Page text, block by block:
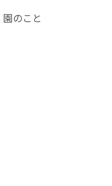
園のこと